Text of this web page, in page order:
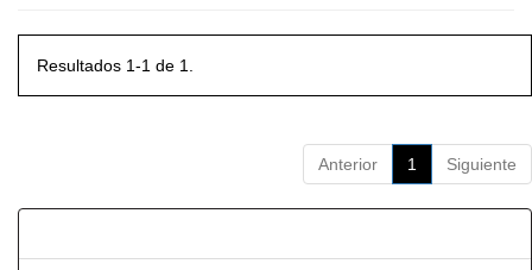
Resultados 1-1 de 1.
Anterior 1 Siguiente